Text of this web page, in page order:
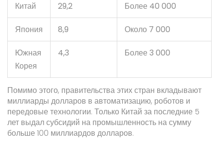
Китай 29,2 Более 40 000
Япония 8,9 Около 7 000
Южная
Корея
4,3 Более 3 000
Помимо этого, правительства этих стран вкладывают
миллиарды долларов в автоматизацию, роботов и
передовые технологии. Только Китай за последние 5
лет выдал субсидий на промышленность на сумму
больше 100 миллиардов долларов.